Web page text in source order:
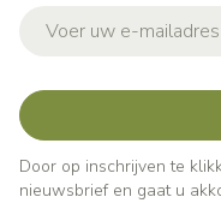
Door op inschrijven te
nieuwsbrief en gaat u